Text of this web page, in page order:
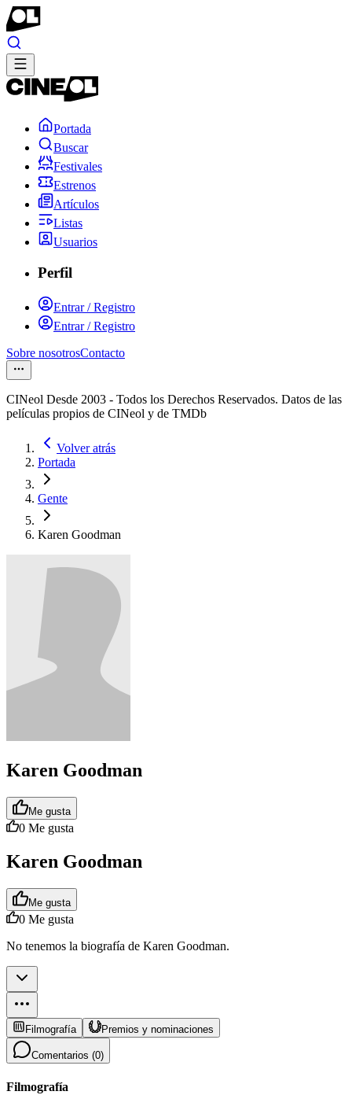
Portada
Buscar
Festivales
Estrenos
Artículos
Listas
Usuarios
Perfil
Entrar / Registro
Entrar / Registro
Sobre nosotrosContacto
CINeol Desde 2003 - Todos los Derechos Reservados. Datos de las
películas propios de CINeol y de TMDb
Volver atrás
Portada
Gente
Karen Goodman
Karen Goodman
Me gusta
0 Me gusta
Karen Goodman
Me gusta
0 Me gusta
No tenemos la biografía de Karen Goodman.
Filmografía Premios y nominaciones
Comentarios (0)
Filmografía